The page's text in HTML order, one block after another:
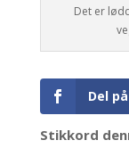
Det er
Del
Stikkord